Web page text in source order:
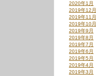
2020年1月
2019年12月
2019年11月
2019年10月
2019年9月
2019年8月
2019年7月
2019年6月
2019年5月
2019年4月
2019年3月